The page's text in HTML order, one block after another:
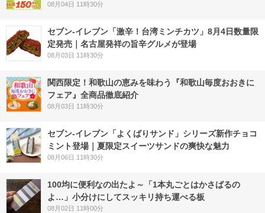
08月04日 11時30分
セブン-イレブン「激辛！台湾ミンチカツ」8月4日数量限
定発売｜名古屋発祥の旨辛グルメが登場
08月03日 11時30分
関西限定！和歌山の恵みを味わう『和歌山毎度おおきに
フェア』全商品徹底紹介
08月03日 11時30分
セブン‐イレブン「よくばりサンド」シリーズ新作チョコ
ミント登場｜夏限定スイーツサンドの爽快な魅力
08月06日 11時30分
100均に便利なの出たよ～「1本丸ごとはかさばるの
よ…」小分けにしてスッキリ持ち運べる板
08月02日 11時00分